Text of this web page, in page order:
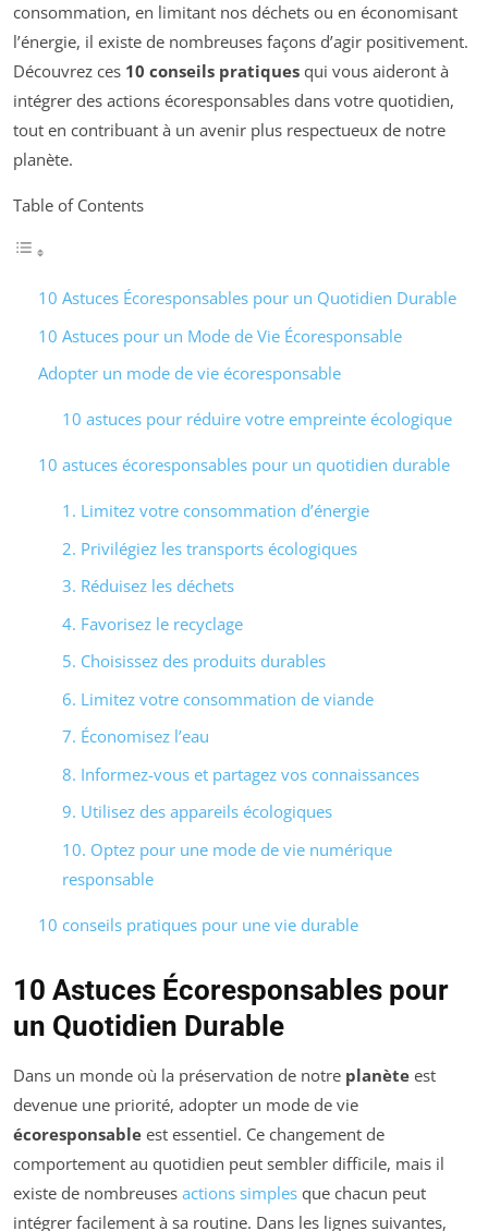
consommation, en limitant nos déchets ou en économisant
l’énergie, il existe de nombreuses façons d’agir positivement.
Découvrez ces 10 conseils pratiques qui vous aideront à
intégrer des actions écoresponsables dans votre quotidien,
tout en contribuant à un avenir plus respectueux de notre
planète.
Table of Contents
10 Astuces Écoresponsables pour un Quotidien Durable
10 Astuces pour un Mode de Vie Écoresponsable
Adopter un mode de vie écoresponsable
10 astuces pour réduire votre empreinte écologique
10 astuces écoresponsables pour un quotidien durable
1. Limitez votre consommation d’énergie
2. Privilégiez les transports écologiques
3. Réduisez les déchets
4. Favorisez le recyclage
5. Choisissez des produits durables
6. Limitez votre consommation de viande
7. Économisez l’eau
8. Informez-vous et partagez vos connaissances
9. Utilisez des appareils écologiques
10. Optez pour une mode de vie numérique
responsable
10 conseils pratiques pour une vie durable
10 Astuces Écoresponsables pour
un Quotidien Durable
Dans un monde où la préservation de notre planète est
devenue une priorité, adopter un mode de vie
écoresponsable est essentiel. Ce changement de
comportement au quotidien peut sembler difficile, mais il
existe de nombreuses actions simples que chacun peut
intégrer facilement à sa routine. Dans les lignes suivantes,